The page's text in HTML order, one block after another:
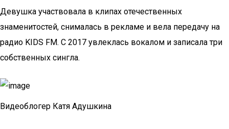
Девушка участвовала в клипах отечественных
знаменитостей, снималась в рекламе и вела передачу на
радио KIDS FM. С 2017 увлеклась вокалом и записала три
собственных сингла.
Видеоблогер Катя Адушкина